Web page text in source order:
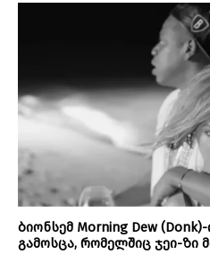
ბიონსემ Morning Dew
გამოსცა, რომელშიც ჯეი-ზი